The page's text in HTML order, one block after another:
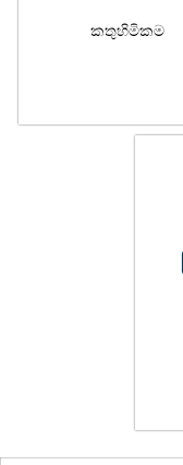
කතුහිමිකම